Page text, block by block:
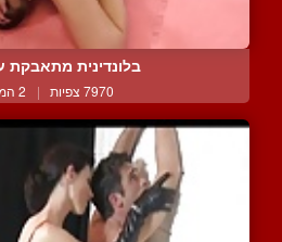
בלונדינית מתאבקת
7970 צפיות | 2 המלצות